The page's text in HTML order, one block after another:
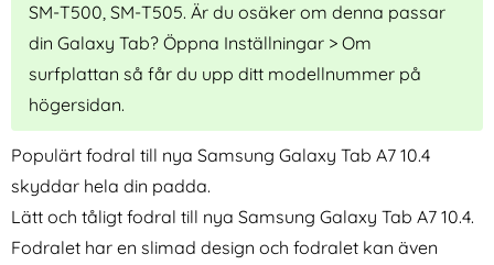
Marmor Tri-Fold
Fodral 360° Rotation Mörk
Blå
Art. nr 13613
rea pris
179 krtidigare pris
179 kr
Tillgänglighet:
I lager
Köp
2026-2020 / Pro 11 Fodral 360° Rotation Mörk Blå
Magnet Fodral / Skal - Svart
Art. nr 20445
Tillgänglighet:
I lager
SM-T500, SM-T505. Är du osäker om denna passar
din Galaxy Tab? Öppna Inställningar > Om
surfplattan så får du upp ditt modellnummer på
högersidan.
Populärt fodral till nya Samsung Galaxy Tab A7 10.4
skyddar hela din padda.
Lätt och tåligt fodral till nya Samsung Galaxy Tab A7 10.4.
Fodralet har en slimad design och fodralet kan även